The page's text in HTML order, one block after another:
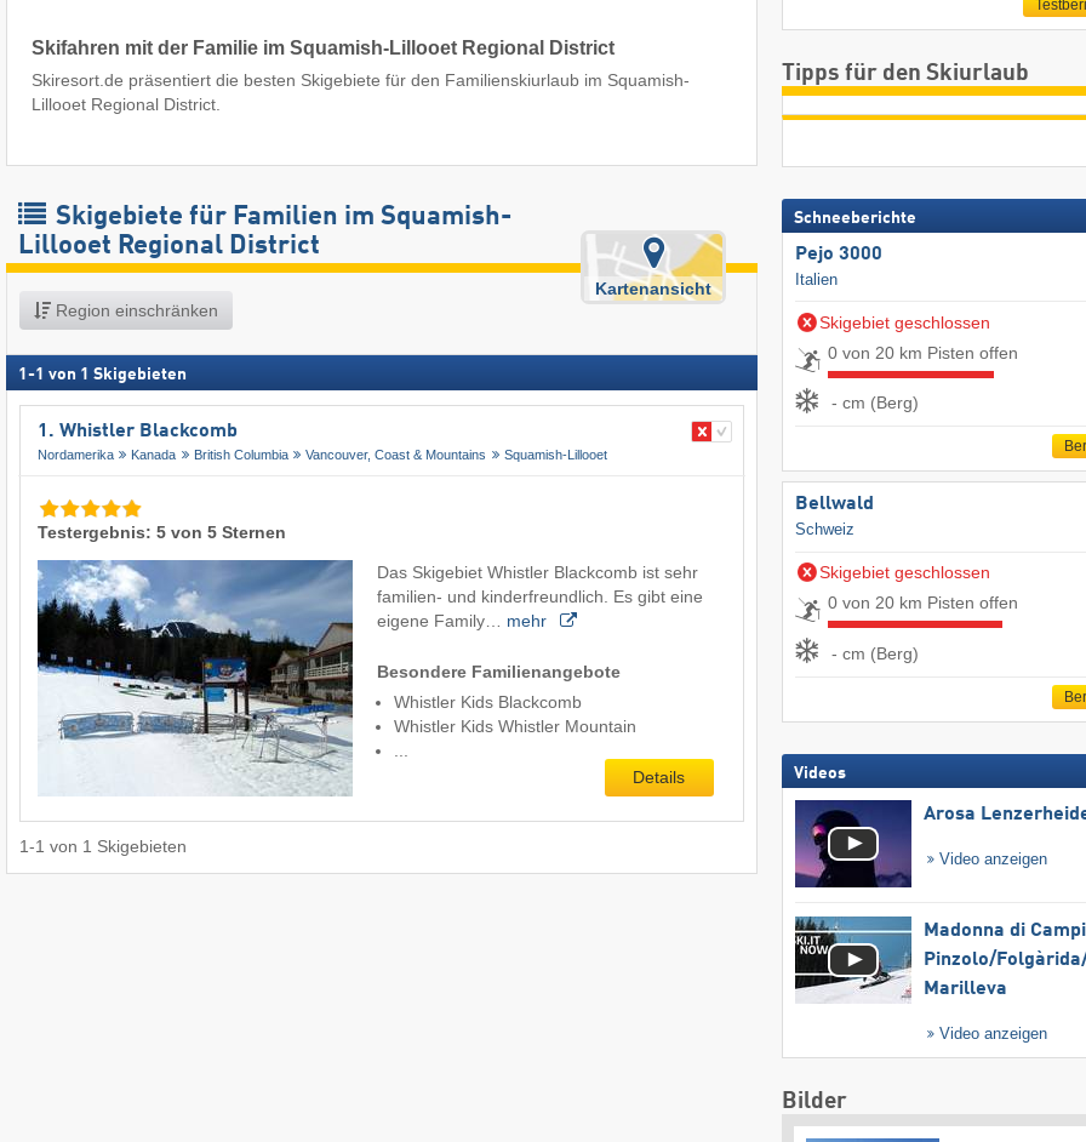
Skifahren mit der Familie im Squamish-Lillooet Regional District
Skiresort.de präsentiert die besten Skigebiete für den Familienskiurlaub im Squamish-
Lillooet Regional District.
Skigebiete für Familien im Squamish-
Lillooet Regional District
Region einschränken
Kartenansicht
1 -1 von 1 Skigebieten
1. Whistler Blackcomb
Nordamerika Kanada British Columbia Vancouver, Coast & Mountains Squamish-Lillooet
Testergebnis: 5 von 5 Sternen
Das Skigebiet Whistler Blackcomb ist sehr
familien- und kinderfreundlich. Es gibt eine
eigene Family… mehr
Besondere Familienangebote
Whistler Kids Blackcomb
Whistler Kids Whistler Mountain
Details
1-1 von 1 Skigebieten
Tipps für den Skiurlaub
Schneeberichte
Pejo 3000
Italien
Skigebiet geschlossen
0 von 20 km Pisten offen
- cm (Berg)
Bellwald
Schweiz
Skigebiet geschlossen
0 von 20 km Pisten offen
- cm (Berg)
Videos
Arosa
Video anzeigen
Madonna di
Pinzolo/​
Marilleva
Video anzeigen
Bilder